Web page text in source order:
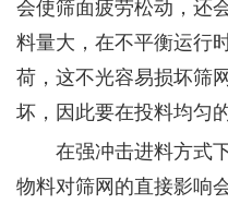
料量大，在不平衡运行
荷，这不光容易损坏筛
坏，因此要在投料均匀
在强冲击进料方式下
物料对筛网的直接影响